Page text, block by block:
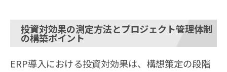
投資対効果の測定方法とプロジェクト管理体制
の構築ポイント
ERP導入における投資対効果は、構想策定の段階